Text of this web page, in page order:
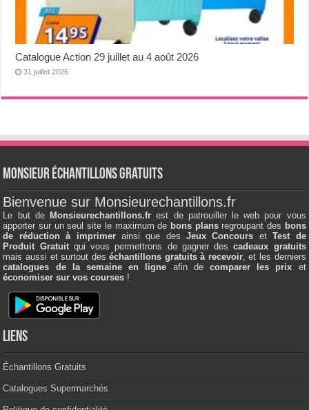
Catalogue Action 29 juillet au 4 août 2026
31 juillet 2026
Monsieur échantillons Gratuits
Bienvenue sur Monsieurechantillons.fr
Le but de Monsieurechantillons.fr est de patrouiller le web pour vous
apporter sur un seul site le maximum de bons plansregroupant des bons
de réduction à imprimerainsi que desJeux Concours etTest de
Produit Gratuitqui vous permettrons de gagner descadeaux gratuits
mais aussi et surtout deséchantillons gratuits à recevoir, et les derniers
catalogues de la semaine en ligne afin de comparer les prix et
économiser sur vos courses !
Liens
Échantillons Gratuits
Catalogues Supermarchés